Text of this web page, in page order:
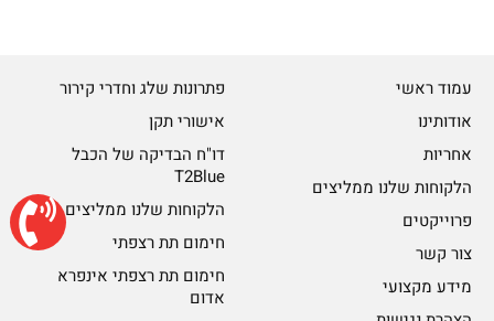
עמוד ראשי
אודותינו
אחריות
הלקוחות שלנו ממליצים
פרוייקטים
צור קשר
מידע מקצועי
פתרונות שלג וחדרי קירור
אישורי תקן
דו"ח הבדיקה של הכבל
T2Blue
הלקוחות שלנו ממליצים
חימום תת רצפתי
חימום תת רצפתי אינפרא
אדום